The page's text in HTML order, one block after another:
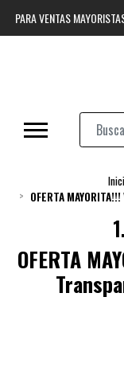
PARA VENTAS
OFERTA
OFERTA